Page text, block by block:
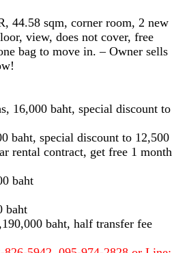
44.58 sqm, corner room, 2 new
view, does not cover, free
bag to move in. – Owner sells
16,000 baht, special discount to
baht, special discount to 12,500
rental contract, get free 1 month
baht
baht
baht, half transfer fee